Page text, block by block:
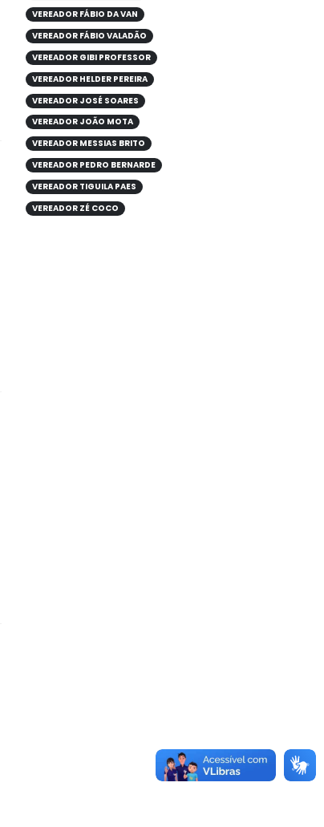
VEREADOR FÁBIO DA VAN
VEREADOR FÁBIO VALADÃO
VEREADOR GIBI PROFESSOR
VEREADOR HELDER PEREIRA
VEREADOR JOSÉ SOARES
VEREADOR JOÃO MOTA
VEREADOR MESSIAS BRITO
VEREADOR PEDRO BERNARDE
VEREADOR TIGUILA PAES
VEREADOR ZÉ COCO